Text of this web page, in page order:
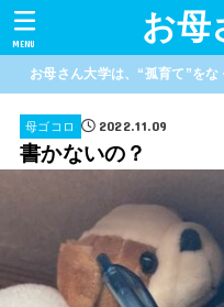
お母
MENU
お母さん大学は、“孤育て”を
母ゴコロ 2022.11.09
書かないの？